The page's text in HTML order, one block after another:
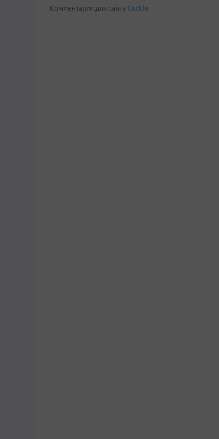
Комментарии для сайта Cackle